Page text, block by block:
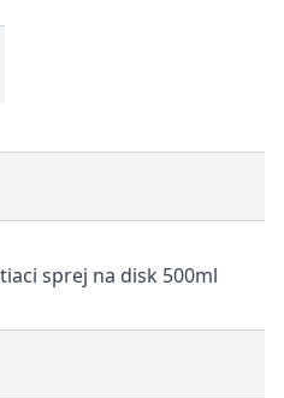
sprej na disk 500ml